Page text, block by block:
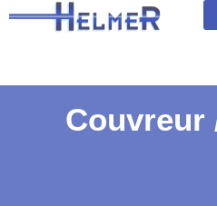
Couvreur